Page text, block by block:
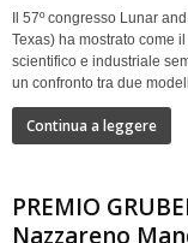
Il 57º congresso Lunar
Texas) ha mostrato come
scientifico e industriale
un confronto tra due
Continua a leggere
PREMIO
Nazzareno